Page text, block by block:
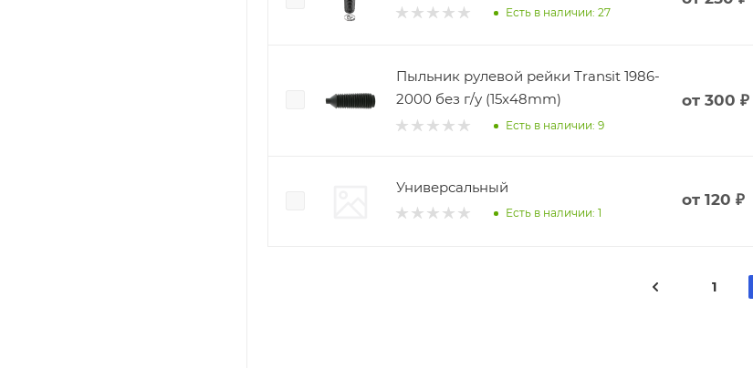
Есть в наличии: 27
Пыльник рулевой рейки Transit 1986-
2000 без г/у (15x48mm)
Есть в наличии: 9
от 300 ₽
Универсальный
Есть в наличии: 1
от 120 ₽
1